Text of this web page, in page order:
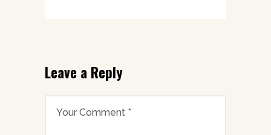
Leave a Reply